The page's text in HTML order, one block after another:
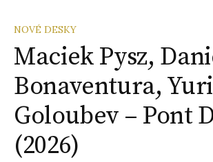
NOVÉ DESKY
Maciek Pysz,
Bonaventura, Yuri
Goloubev – Pont
(2026)